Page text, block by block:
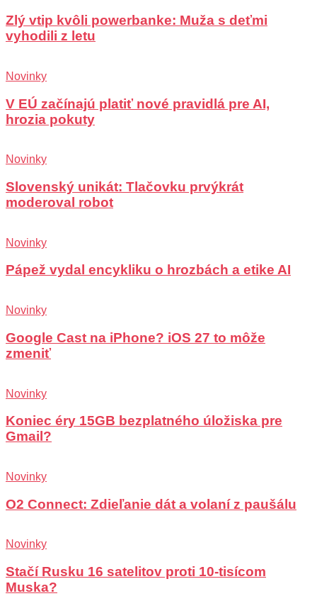
Zlý vtip kvôli powerbanke: Muža s deťmi
vyhodili z letu
Novinky
V EÚ začínajú platiť nové pravidlá pre AI,
hrozia pokuty
Novinky
Slovenský unikát: Tlačovku prvýkrát
moderoval robot
Novinky
Pápež vydal encykliku o hrozbách a etike AI
Novinky
Google Cast na iPhone? iOS 27 to môže
zmeniť
Novinky
Koniec éry 15GB bezplatného úložiska pre
Gmail?
Novinky
O2 Connect: Zdieľanie dát a volaní z paušálu
Novinky
Stačí Rusku 16 satelitov proti 10-tisícom
Muska?